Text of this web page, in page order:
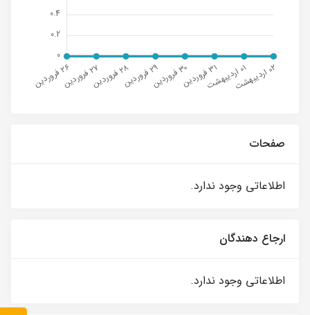
صفحات
اطلاعاتی وجود ندارد.
ارجاع دهندگان
اطلاعاتی وجود ندارد.